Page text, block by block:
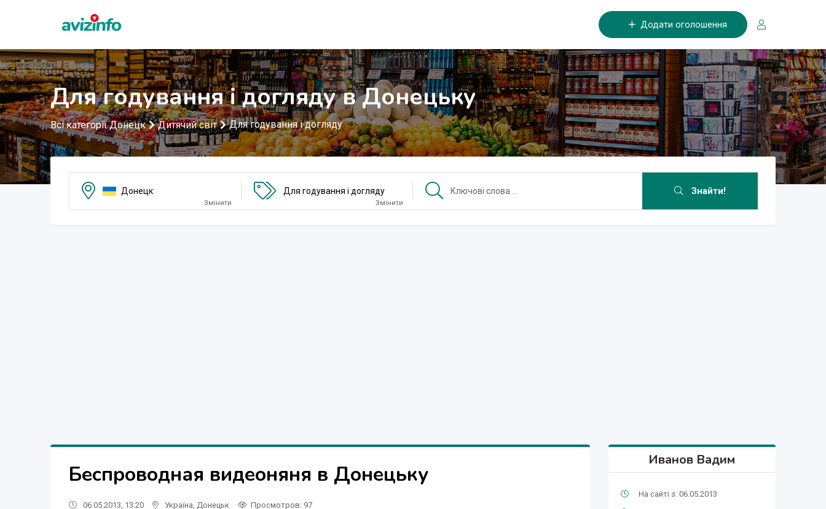
Додати оголошення
Для годування і догляду в Донецьку
Всі категорії Донецк Дитячий світ Для годування і догляду
Донецк
Змінити
Для годування і догляду
Змінити
Знайти!
Беспроводная видеоняня в Донецьку
06.05.2013, 13:20 Україна Донецьк Просмотров: 97
Иванов Вадим
На сайті з: 06.05.2013